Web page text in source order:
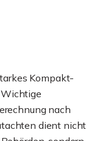
Kompakt-
Wichtige
nach
dient nicht